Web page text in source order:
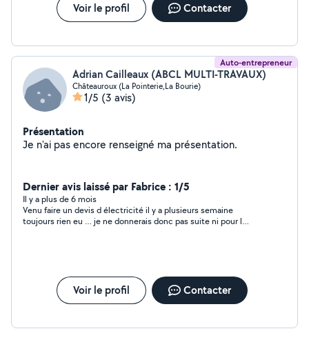
Voir le profil Contacter
Auto-entrepreneur
Adrian Cailleaux (ABCL MULTI-TRAVAUX)
Châteauroux (La Pointerie,La Bourie)
1/5 (3 avis)
Présentation
Je n'ai pas encore renseigné ma présentation.
Dernier avis laissé par Fabrice : 1/5
Il y a plus de 6 mois
Venu faire un devis d électricité il y a plusieurs semaine
toujours rien eu … je ne donnerais donc pas suite ni pour l
Voir le profil Contacter